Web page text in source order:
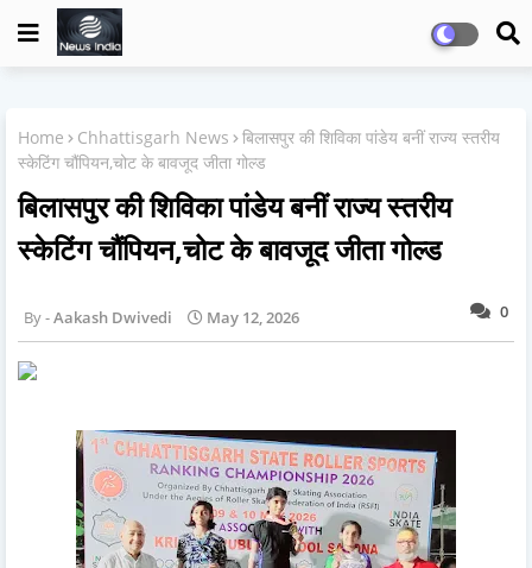
Home Chhattisgarh News
बिलासपुर की शिविका पांडेय बनीं राज्य स्तरीय
स्केटिंग चौंपियन,चोट के बावजूद जीता गोल्ड
बिलासपुर की शिविका पांडेय बनीं राज्य स्तरीय
स्केटिंग चौंपियन,चोट के बावजूद जीता गोल्ड
0
Aakash Dwivedi May 12, 2026